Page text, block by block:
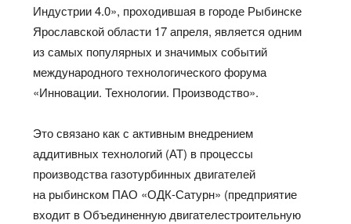
Индустрии 4.0», проходившая в городе Рыбинске
Ярославской области 17 апреля, является одним
из самых популярных и значимых событий
международного технологического форума
«Инновации. Технологии. Производство».
Это связано как с активным внедрением
аддитивных технологий (АТ) в процессы
производства газотурбинных двигателей
на рыбинском ПАО «ОДК-Сатурн» (предприятие
входит в Объединенную двигателестроительную